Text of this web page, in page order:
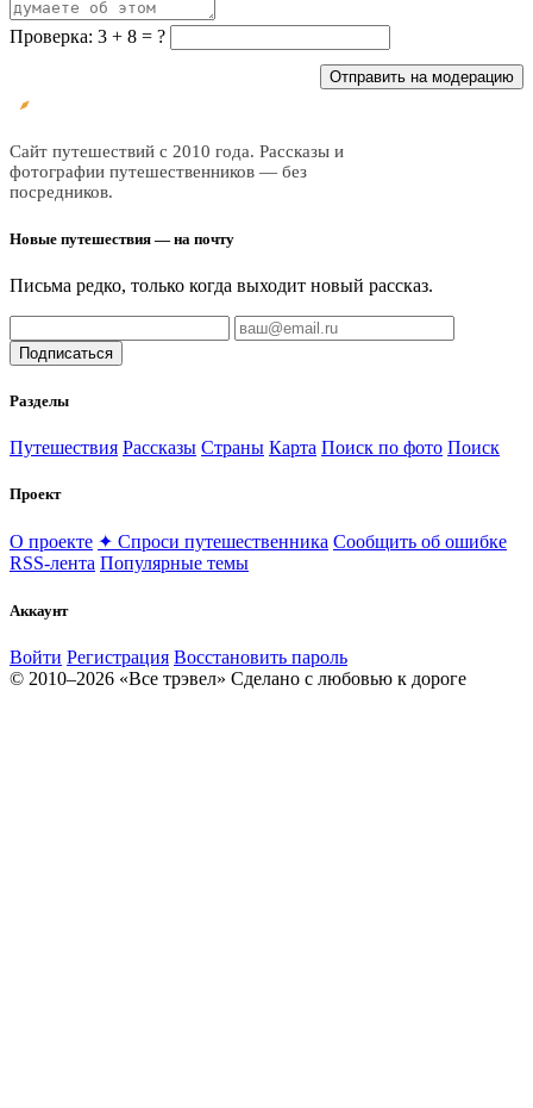
Проверка: 3 + 8 = ?
Отправить на модерацию
Сайт путешествий с 2010 года. Рассказы и
фотографии путешественников — без
посредников.
Новые путешествия — на почту
Письма редко, только когда выходит новый рассказ.
Подписаться
Разделы
Путешествия Рассказы Страны Карта Поиск по фото Поиск
Проект
О проекте ✦ Спроси путешественника Сообщить об ошибке
RSS-лента Популярные темы
Аккаунт
Войти Регистрация Восстановить пароль
© 2010–2026 «Все трэвел» Сделано с любовью к дороге